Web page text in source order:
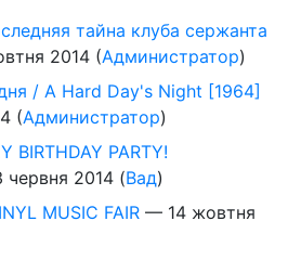
тайна клуба сержанта
2014 (Администратор)
/ A Hard Day's Night [1964]
(Администратор)
BIRTHDAY PARTY!
червня 2014 (Вад)
MUSIC FAIR — 14 жовтня